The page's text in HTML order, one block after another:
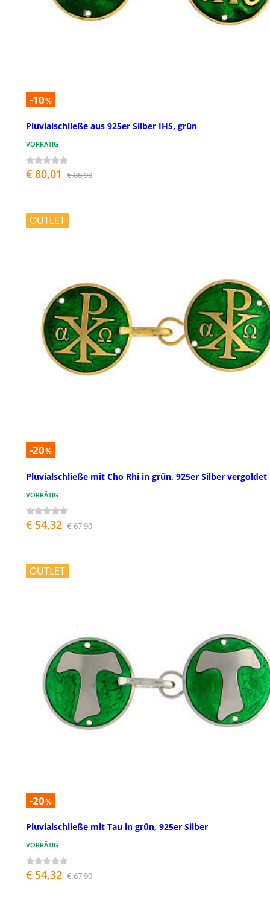
-10%
Pluvialschließe aus 925er Silber IHS, grün
VORRÄTIG
€ 80,01 € 88,90
OUTLET
-20%
Pluvialschließe mit Cho Rhi in grün, 925er Silber vergoldet
VORRÄTIG
€ 54,32 € 67,90
OUTLET
-20%
Pluvialschließe mit Tau in grün, 925er Silber
VORRÄTIG
€ 54,32 € 67,90